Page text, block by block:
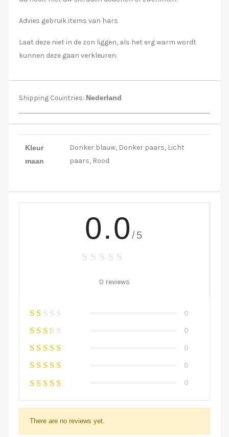
Advies gebruik items van hars
Laat deze niet in de zon liggen, als het erg warm wordt
kunnen deze gaan verkleuren.
Shipping Countries: Nederland
Kleur
maan
Donker blauw, Donker paars, Licht
paars, Rood
0.0 /5
0 reviews
0
0
0
0
0
There are no reviews yet.